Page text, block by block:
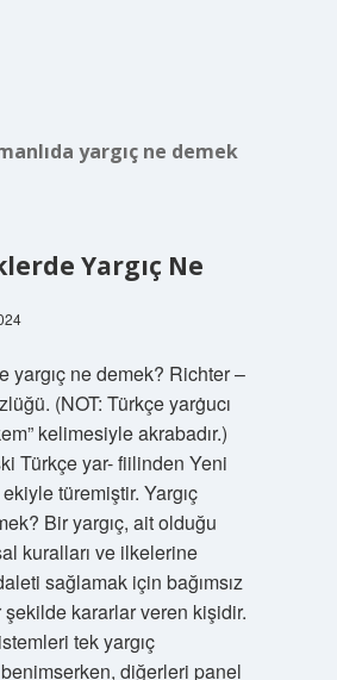
yargıç ne demek
Yargıç Ne
yargıç ne demek? Richter –
(NOT: Türkçe yarġucı
kelimesiyle akrabadır.)
Türkçe yar- fiilinden Yeni
türemiştir. Yargıç
Bir yargıç, ait olduğu
kuralları ve ilkelerine
sağlamak için bağımsız
şekilde kararlar veren kişidir.
tek yargıç
diğerleri panel